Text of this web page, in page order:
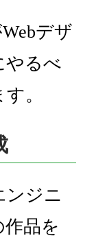
デザ
やるべ
。
ンジニ
品を